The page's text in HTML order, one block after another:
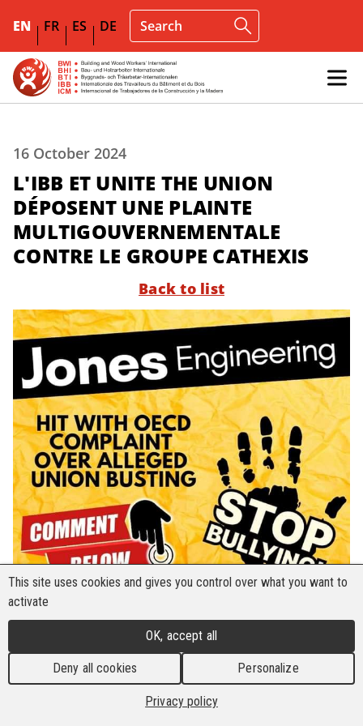
EN FR ES DE
16 October 2024
L'IBB ET UNITE THE UNION
DÉPOSENT UNE PLAINTE
MULTIGOUVERNEMENTALE
CONTRE LE GROUPE CATHEXIS
Back to list
L'Internationale des travailleurs du bâtiment et
du bois (IBB) et son affilié Unite the Union ont
déposé une plainte auprès des Points de contact
nationaux (PCN) aux États-Unis, en Irlande et au
Royaume-Uni. La plainte porte sur des violations
This site uses cookies and gives you control over what you want to
activate
OK, accept all
Deny all cookies Personalize
Privacy policy